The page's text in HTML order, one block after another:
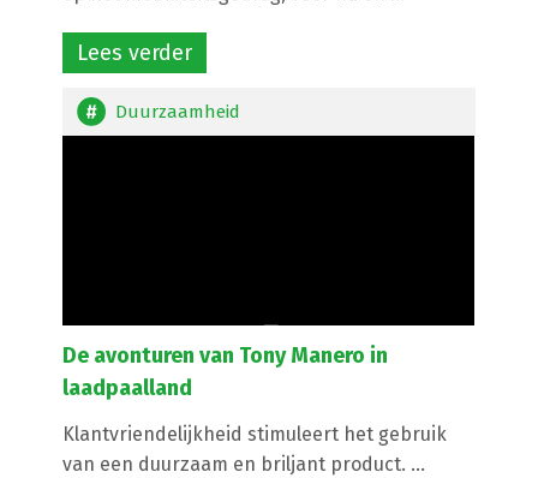
Lees verder
Duurzaamheid
De avonturen van Tony Manero in
laadpaalland
Klantvriendelijkheid stimuleert het gebruik
van een duurzaam en briljant product. ...